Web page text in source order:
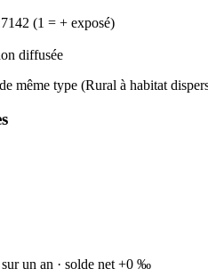
(1 = + exposé)
diffusée
même type (Rural à habitat
un an · solde net +0 ‰